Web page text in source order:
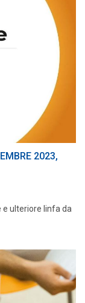
2023,
e ulteriore linfa da